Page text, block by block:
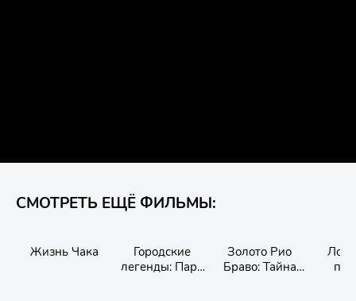
СМОТРЕТЬ ЕЩЁ ФИЛЬМЫ:
Жизнь Чака
Городские
легенды: Парк
Золото Рио
Браво: Тайна